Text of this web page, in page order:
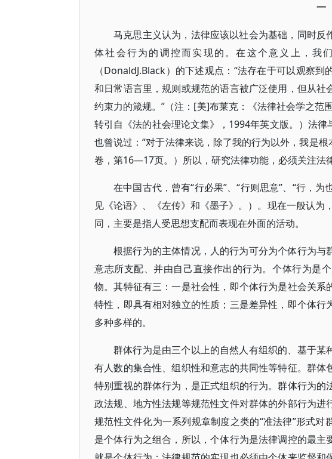
一
马克思主义认为，法律应该以社会为基础，同时
体社会行为的调控而实现的。在这个意义上，我
（DonaldJ.Black）的下述观点：“法存在于可以观察
和日常语言里，规则或规范的语言被广泛使用，但从
约束力的箴规。”（注：[美]布莱克：《法律社会学之范
转引自《法的社会理论文集》，1994年英文版。）法
也曾说过：“对于法律来说，除了我的行为以外，我是
卷，第16—17页。）所以，研究法律功能，必须关注法
在中国古代，曾有“行必果”、“行则思意”、“行，
见《论语》、《左传》和《墨子》。）。现在一般认为
同，主要是指人受思想支配而表现在外面的活动。
根据行为的主体情况，人的行为可分为个体行为
意志所支配、并由自己直接作出的行为。个体行为是
物。其特征有三：一是社会性，即个体行为是社会关
特性，即具有相对独立的性质；三是差异性，即个体
多种多样的。
群体行为是由三个以上的自然人有组织的、基于
有人数的集合性、组织性和意志的共同性等特征。群
特别重视的群体行为，是正式组织的行为。群体行为
政法规、地方性法规等规范性文件对群体的外部行为
规范性文件化为一系列规章制度之类的“准法律”形式
是个体行为之组合，所以，个体行为是法律调控的最主